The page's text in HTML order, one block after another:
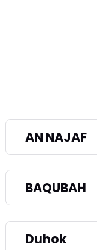
AN NAJAF
BAQUBAH
Duhok